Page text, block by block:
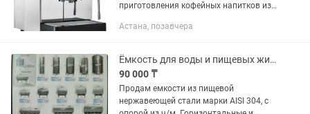
приготовления кофейных напитков из
зёрнах в кафе, столовых, ресторанах,
Астана, позавчера
Ёмкость для воды и пищевых жидкостей
90 000 ₸
Продам емкости из пищевой
нержавеющей стали марки AISI 304, с